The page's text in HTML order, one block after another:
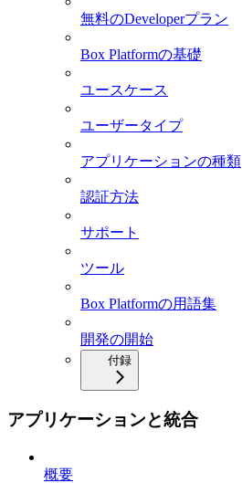
無料のDeveloperプラン
Box Platformの基礎
ユースケース
ユーザータイプ
アプリケーションの種類
認証方法
サポート
ツール
Box Platformの用語集
開発の開始
付録
アプリケーションと統合
概要